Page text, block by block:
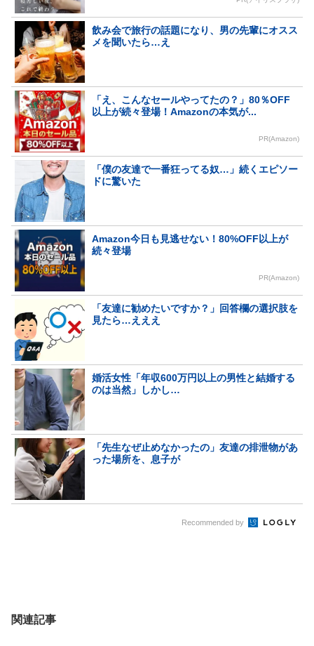
飲み会で旅行の話題になり、男の先輩にオスス
メを聞いたら…え
「え、こんなセールやってたの？」80％OFF
以上が続々登場！Amazonの本気が...
PR(Amazon)
「僕の友達で一番狂ってる奴…」続くエピソー
ドに驚いた
Amazon今日も見逃せない！80%OFF以上が
続々登場
PR(Amazon)
「友達に勧めたいですか？」回答欄の選択肢を
見たら…えええ
婚活女性「年収600万円以上の男性と結婚する
のは当然」しかし…
「先生なぜ止めなかったの」友達の排泄物があ
った場所を、息子が
Recommended by
関連記事